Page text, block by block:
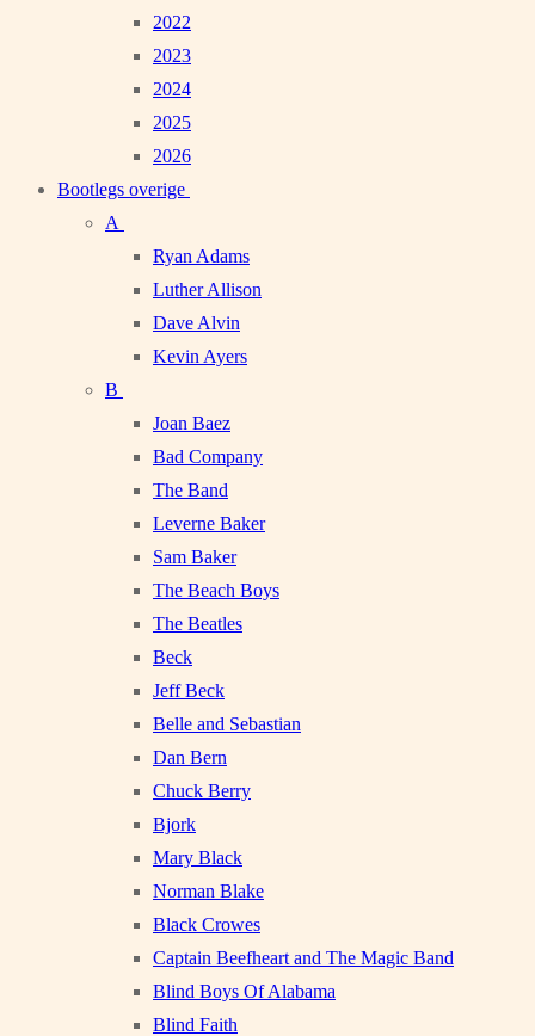
2022
2023
2024
2025
2026
Bootlegs overige
A
Ryan Adams
Luther Allison
Dave Alvin
Kevin Ayers
B
Joan Baez
Bad Company
The Band
Leverne Baker
Sam Baker
The Beach Boys
The Beatles
Beck
Jeff Beck
Belle and Sebastian
Dan Bern
Chuck Berry
Bjork
Mary Black
Norman Blake
Black Crowes
Captain Beefheart and The Magic Band
Blind Boys Of Alabama
Blind Faith